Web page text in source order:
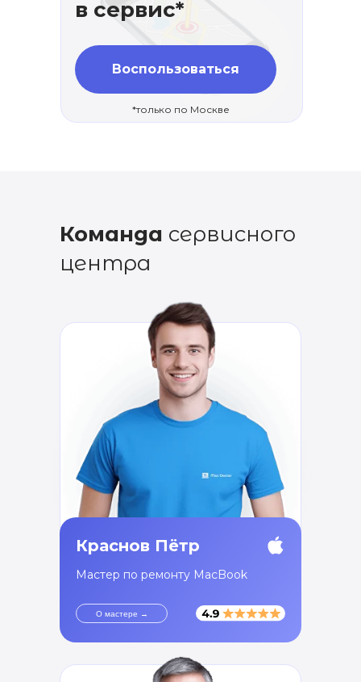
в сервис*
Воспользоваться
*только по Москве
Команда сервисного
центра
Краснов Пётр
Мастер по ремонту MacBook
О мастере →